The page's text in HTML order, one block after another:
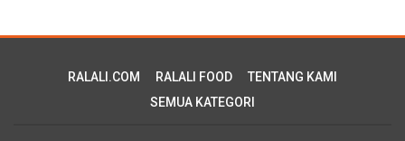
RALALI.COM RALALI FOOD
TENTANG KAMI
SEMUA KATEGORI